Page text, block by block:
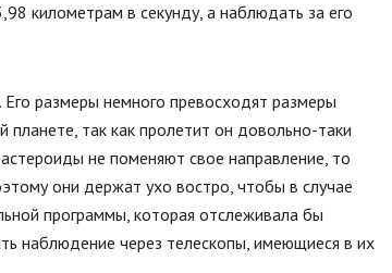
километрам в секунду, а наблюдать за его
размеры немного превосходят размеры
так как пролетит он довольно-таки
не поменяют свое направление, то
они держат ухо востро, чтобы в случае
программы, которая отслеживала бы
наблюдение через телескопы, имеющиеся в их